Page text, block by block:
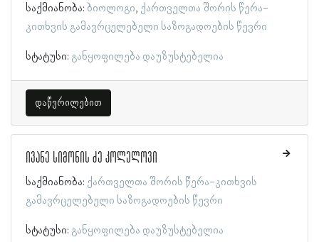
საქმიანობა: ბიოლოგი ქართველთა შორის წერა-
კითხვის გამავრცელებელი საზოგადოების წევრი
სტატუსი: განყოფილება დაუზუსტებელია
დაწვრილებით
ივანე სიმონის ძე კოლელოვი
საქმიანობა: ქართველთა შორის წერა-კითხვის
გამავრცელებელი საზოგადოების წევრი
სტატუსი: განყოფილება დაუზუსტებელია